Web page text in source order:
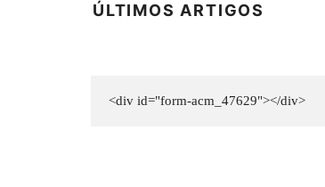
ÚLTIMOS ARTIGOS
<div id="form-acm_47629"></div>